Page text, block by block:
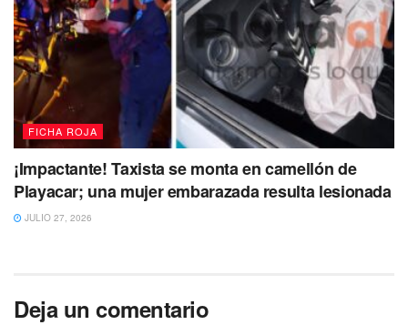
FICHA ROJA
¡Impactante! Taxista se monta en camellón de
Playacar; una mujer embarazada resulta lesionada
JULIO 27, 2026
Deja un comentario